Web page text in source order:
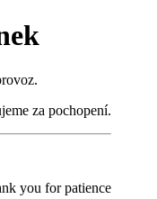
za pochopení.
you for patience